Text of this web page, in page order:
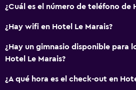
Áreas designadas para fumadores
General
Teléfono
¿Cuál es el número de teléfono de
¿Hay wifi en Hotel Le Marais?
¿Hay un gimnasio disponible para
Hotel Le Marais?
¿A qué hora es el check-out en